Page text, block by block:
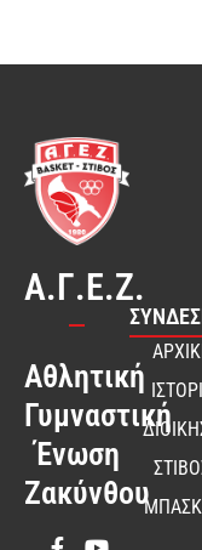
Α.Γ.Ε.Ζ.
Αθλητική
Γυμναστική
Ένωση
Ζακύνθου